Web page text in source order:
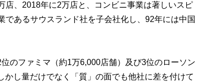
、2018年に2万店と、コンビニ事業は著しいスピ
あるサウスランド社を子会社化し、92年には中国
のファミマ（約1万6,000店舗）及び3位のローソン
かし量だけでなく「質」の面でも他社に差を付けて